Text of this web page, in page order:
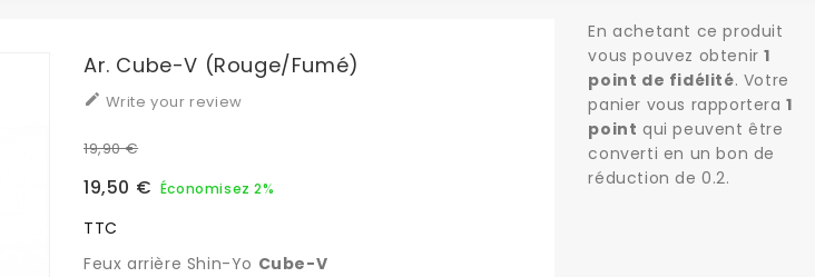
Ar. Cube-V (rouge/fumé)
 Write your review
19,90 €
19,50 € Économisez 2%
TTC
Feux arrière Shin-Yo Cube-V
En achetant ce produit
vous pouvez obtenir1
point de fidélité. Votre
panier vous rapportera1
point qui peuvent être
converti en un bon de
réduction de0.2.